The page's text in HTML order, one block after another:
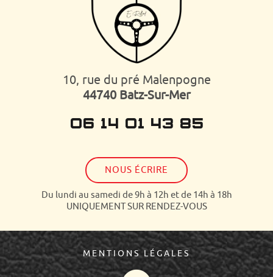
10, rue du pré Malenpogne
44740 Batz-Sur-Mer
06 14 01 43 85
NOUS ÉCRIRE
Du lundi au samedi de 9h à 12h et de 14h à 18h
UNIQUEMENT SUR RENDEZ-VOUS
MENTIONS LÉGALES